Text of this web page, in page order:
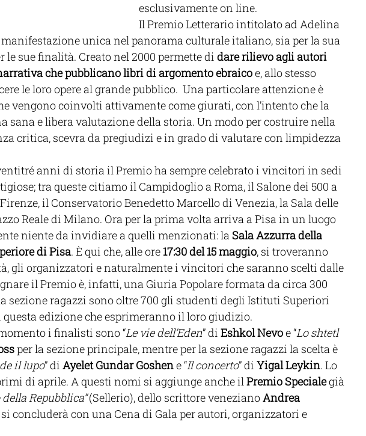
esclusivamente on line.
Il Premio Letterario intitolato ad Adelina
manifestazione unica nel panorama culturale italiano, sia per la sua
le sue finalità. Creato nel 2000 permette di dare rilievo agli autori
che pubblicano libri di argomento ebraico e, allo stesso
le loro opere al grande pubblico.  Una particolare attenzione è
vengono coinvolti attivamente come giurati, con l’intento che la
sana e libera valutazione della storia. Un modo per costruire nella
critica, scevra da pregiudizi e in grado di valutare con limpidezza
anni di storia il Premio ha sempre celebrato i vincitori in sedi
tra queste citiamo il Campidoglio a Roma, il Salone dei 500 a
il Conservatorio Benedetto Marcello di Venezia, la Sala delle
Reale di Milano. Ora per la prima volta arriva a Pisa in un luogo
niente da invidiare a quelli menzionati: la Sala Azzurra della
di Pisa. È qui che, alle ore 17:30 del 15 maggio, si troveranno
gli organizzatori e naturalmente i vincitori che saranno scelti dalle
il Premio è, infatti, una Giuria Popolare formata da circa 300
sezione ragazzi sono oltre 700 gli studenti degli Istituti Superiori
edizione che esprimeranno il loro giudizio.
i finalisti sono “Le vie dell’Eden” di Eshkol Nevo e “Lo shtetl
per la sezione principale, mentre per la sezione ragazzi la scelta è
il lupo” di Ayelet Gundar Goshen e “Il concerto” di Yigal Leykin. Lo
di aprile. A questi nomi si aggiunge anche il Premio Speciale già
della Repubblica” (Sellerio), dello scrittore veneziano Andrea
si concluderà con una Cena di Gala per autori, organizzatori e